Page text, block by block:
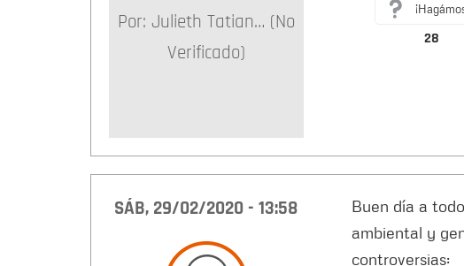
Por: Julieth Tatian… (no
Verificado)
28
SÁB, 29/02/2020 - 13:58
Buen día a
ambiental y
controversias: